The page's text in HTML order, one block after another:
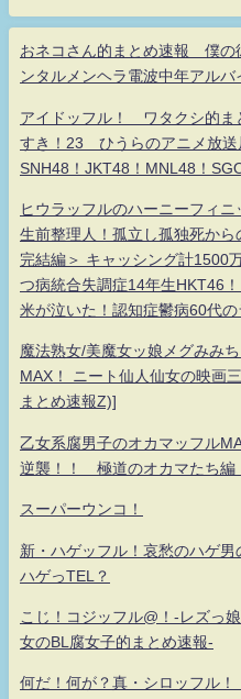
おネコさん的まとめ速報 僕の
ンタルメンヘラ電波中年アル
アイドッフル！ ワタクシ的
すき！23 ひうらのアニメ放
SNH48！JKT48！MNL48！
ヒウラッフルのハーニーフィ
生前整理人！孤立し孤独死か
完結編＞ キャッシング計1500
つ病統合失調症14年生HKT46
米が泣いた！認知症鬱病60代
魔法熟女/美魔女ッ娘メグみみ
MAX！ ニート仙人仙女の映画
まとめ速報Z)]
乙女系腐男子のオカマッフル
逆襲！！ 極道のオカマたち編
スーパーウンコ！
新・ハゲッフル！哀愁のハゲ男
ハゲっTEL？
こじ！コジッフル@！-レズっ
女のBL腐女子的まとめ速報-
何だ！何が？真・シロッフ